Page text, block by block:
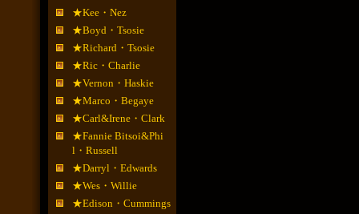
★Kee・Nez
★Boyd・Tsosie
★Richard・Tsosie
★Ric・Charlie
★Vernon・Haskie
★Marco・Begaye
★Carl&Irene・Clark
★Fannie Bitsoi&Phi
l・Russell
★Darryl・Edwards
★Wes・Willie
★Edison・Cummings